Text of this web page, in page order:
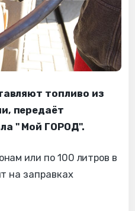
топливо из
передаёт
" Мой ГОРОД".